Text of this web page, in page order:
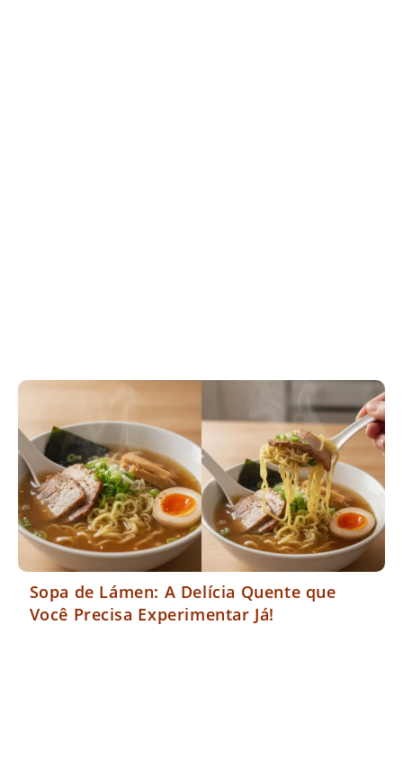
Sopa de Lámen: A Delícia Quente que
Você Precisa Experimentar Já!